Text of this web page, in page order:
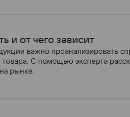
и от чего зависит
важно проанализировать
С помощью эксперта
рынке.